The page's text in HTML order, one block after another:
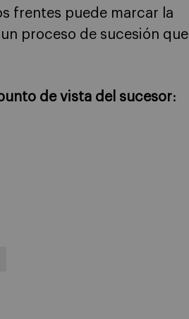
frentes puede marcar la
proceso de sucesión que
de vista del sucesor: